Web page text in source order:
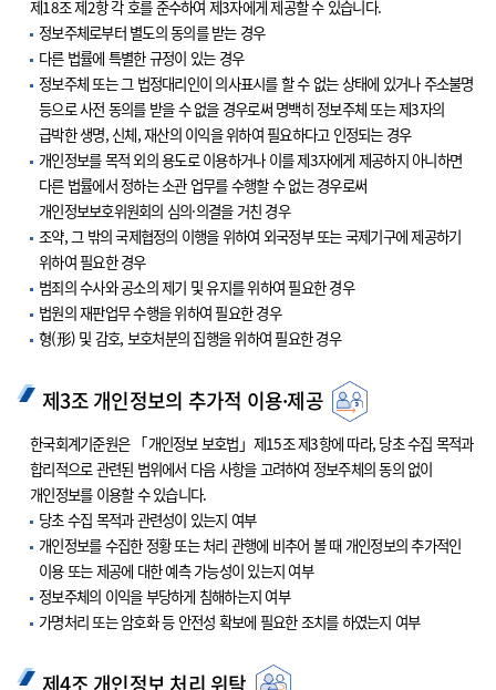
제18조 제2항 각 호를 준수하여 제3자에게 제공할 수 있습니다.
정보주체로부터 별도의 동의를 받는 경우
다른 법률에 특별한 규정이 있는 경우
정보주체 또는 그 법정대리인이 의사표시를 할 수 없는 상태에 있거나 주소불명
등으로 사전 동의를 받을 수 없을 경우로써 명백히 정보주체 또는 제3자의
급박한 생명, 신체, 재산의 이익을 위하여 필요하다고 인정되는 경우
개인정보를 목적 외의 용도로 이용하거나 이를 제3자에게 제공하지 아니하면
다른 법률에서 정하는 소관 업무를 수행할 수 없는 경우로써
개인정보보호위원회의 심의·의결을 거친 경우
조약, 그 밖의 국제협정의 이행을 위하여 외국정부 또는 국제기구에 제공하기
위하여 필요한 경우
범죄의 수사와 공소의 제기 및 유지를 위하여 필요한 경우
법원의 재판업무 수행을 위하여 필요한 경우
형(形) 및 감호, 보호처분의 집행을 위하여 필요한 경우
제3조 개인정보의 추가적 이용·제공
한국회계기준원은 「개인정보 보호법」제15조 제3항에 따라, 당초 수집 목적과
합리적으로 관련된 범위에서 다음 사항을 고려하여 정보주체의 동의 없이
개인정보를 이용할 수 있습니다.
당초 수집 목적과 관련성이 있는지 여부
개인정보를 수집한 정황 또는 처리 관행에 비추어 볼 때 개인정보의 추가적인
이용 또는 제공에 대한 예측 가능성이 있는지 여부
정보주체의 이익을 부당하게 침해하는지 여부
가명처리 또는 암호화 등 안전성 확보에 필요한 조치를 하였는지 여부